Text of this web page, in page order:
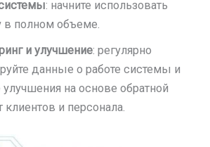
: начните использовать
в полном объеме.
и улучшение: регулярно
данные о работе системы и
улучшения на основе обратной
клиентов и персонала.